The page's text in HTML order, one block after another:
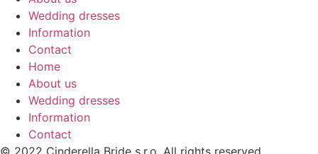
Wedding dresses
Information
Contact
Home
About us
Wedding dresses
Information
Contact